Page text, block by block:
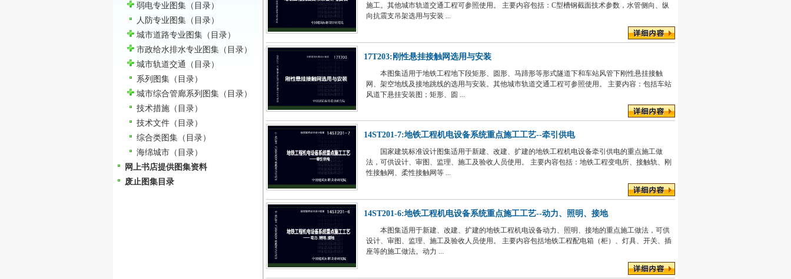
弱电专业图集 （目录）
人防专业图集 （目录）
城市道路专业图集 （目录）
市政给水排水专业图集 （目录）
城市轨道交通
（目录）
系列图集 （目录）
城市综合管廊系列图集 （目录）
技术措施 （目录）
技术文件 （目录）
综合类图集 （目录）
海绵城市 （目录）
网上书店提供图集资料
废止图集目录
施工。其他城市轨道交通工程可参照使用。 主要内容包括：C型槽钢截面技术参数，水管侧向、纵
向抗震支吊架选用与安装 ...
17T203:刚性悬挂接触网选用与安装
本图集适用于地铁工程地下段矩形、圆形、马蹄形等形式隧道下和车站风管下刚性悬挂接触
网、架空地线及接地跳线的选用与安装。其他城市轨道交通工程可参照使用。 主要内容：包括车站
风道下悬挂安装图；矩形、圆 ...
14ST201-7:地铁工程机电设备系统重点施工工艺--牵引供电
国家建筑标准设计图集适用于新建、改建、扩建的地铁工程机电设备牵引供电的重点施工做
法，可供设计、审图、监理、施工及验收人员使用。 主要内容包括：地铁工程变电所、接触轨、刚
性接触网、柔性接触网等 ...
14ST201-6:地铁工程机电设备系统重点施工工艺--动力、照明、接地
本图集适用于新建、改建、扩建的地铁工程机电设备动力、照明、接地的重点施工做法，可供
设计、审图、监理、施工及验收人员使用。 主要内容包括地铁工程配电箱（柜）、灯具、开关、插
座等的施工做法。动力 ...